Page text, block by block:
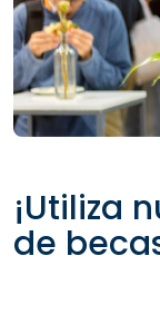
¡Utiliza
de